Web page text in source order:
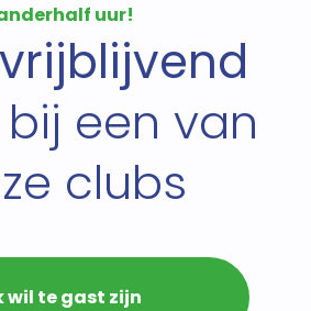
uur!
vrijblijvend
een van
clubs
wil tegast zijn